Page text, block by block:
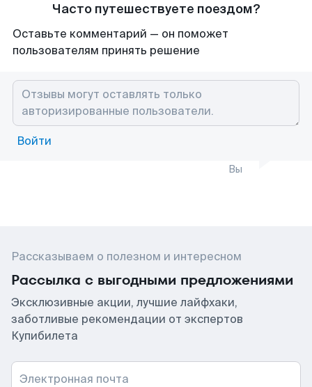
Часто путешествуете поездом?
Оставьте комментарий — он поможет
пользователям принять решение
Войти
Вы
Рассказываем о полезном и интересном
Рассылка с выгодными предложениями
Эксклюзивные акции, лучшие лайфхаки,
заботливые рекомендации от экспертов
Купибилета
Электронная почта